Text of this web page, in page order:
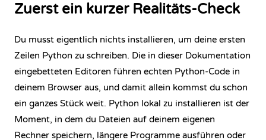
Zuerst ein kurzer Realitäts-Check
Du musst eigentlich nichts installieren, um deine ersten
Zeilen Python zu schreiben. Die in dieser Dokumentation
eingebetteten Editoren führen echten Python-Code in
deinem Browser aus, und damit allein kommst du schon
ein ganzes Stück weit. Python lokal zu installieren ist der
Moment, in dem du Dateien auf deinem eigenen
Rechner speichern, längere Programme ausführen oder